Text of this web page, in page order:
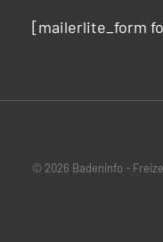
[mailerlite_form
© 2026 Badeninfo -